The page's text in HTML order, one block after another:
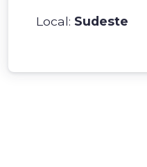
Local: Sudeste